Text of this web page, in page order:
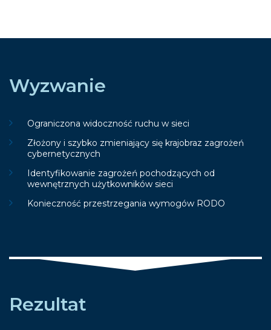
Wyzwanie
Ograniczona widoczność ruchu w sieci
Złożony i szybko zmieniający się krajobraz zagrożeń
cybernetycznych
Identyfikowanie zagrożeń pochodzących od
wewnętrznych użytkowników sieci
Konieczność przestrzegania wymogów RODO
Rezultat